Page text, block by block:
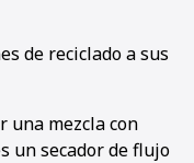
de reciclado a sus
una mezcla con
un secador de flujo